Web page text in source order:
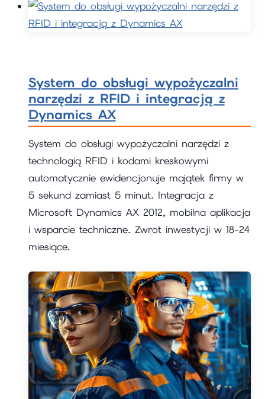
System do obsługi wypożyczalni
narzędzi z RFID i integracją z
Dynamics AX
System do obsługi wypożyczalni narzędzi z
technologią RFID i kodami kreskowymi
automatycznie ewidencjonuje majątek firmy w
5 sekund zamiast 5 minut. Integracja z
Microsoft Dynamics AX 2012, mobilna aplikacja
i wsparcie techniczne. Zwrot inwestycji w 18-24
miesiące.